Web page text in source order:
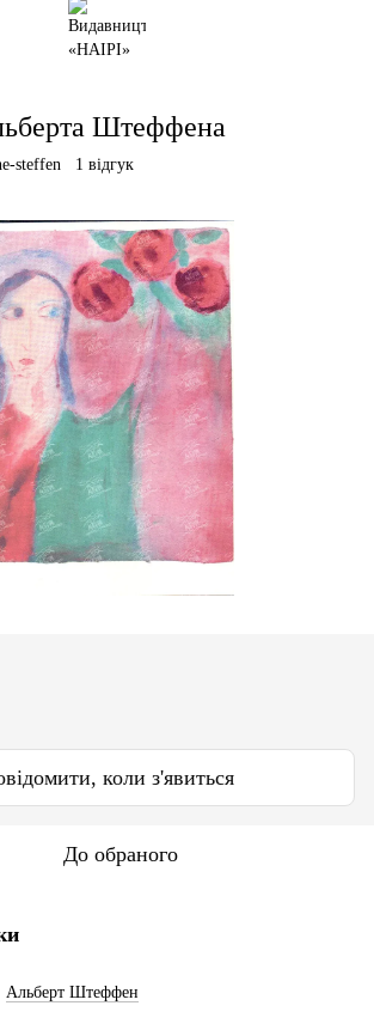
Штеффена
steffen 1 відгук
коли з'явиться
До обраного
Альберт Штеффен